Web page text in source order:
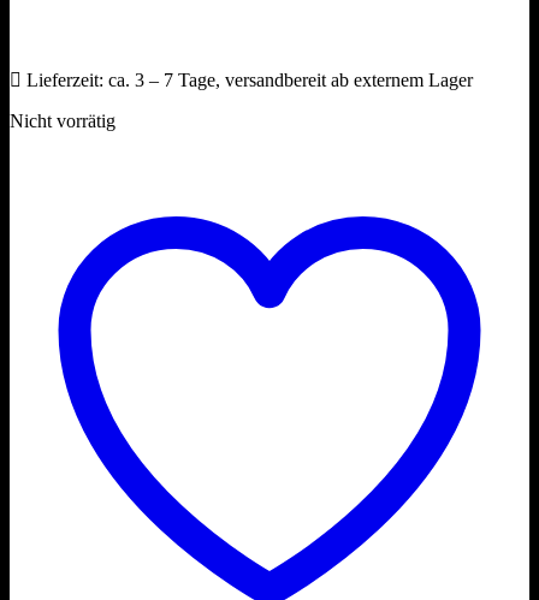
Lieferzeit: ca. 3 – 7 Tage, versandbereit ab externem Lager
Nicht vorrätig